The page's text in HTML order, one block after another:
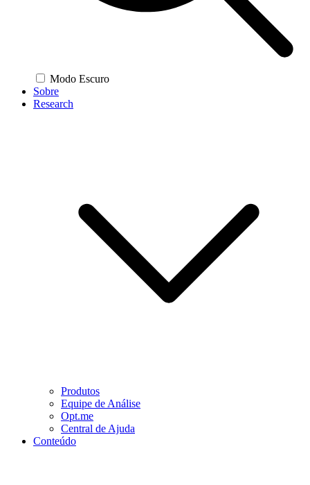
Modo Escuro
Sobre
Research
Produtos
Equipe de Análise
Opt.me
Central de Ajuda
Conteúdo